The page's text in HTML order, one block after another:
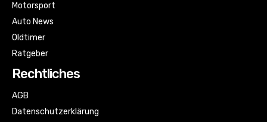
Motorsport
Auto News
Oldtimer
Ratgeber
Rechtliches
AGB
Datenschutzerklärung